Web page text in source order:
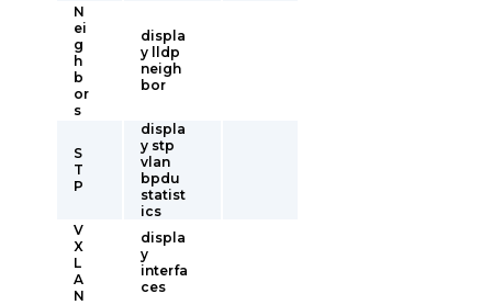
N
ei
g
h
b
or
s
displa
y lldp
neigh
bor
S
T
P
displa
y stp
vlan
bpdu
statist
ics
V
X
L
A
N
displa
y
interfa
ces